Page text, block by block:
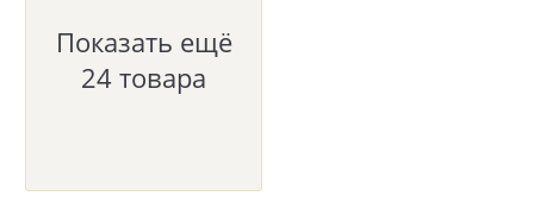
Показать ещё
24 товара